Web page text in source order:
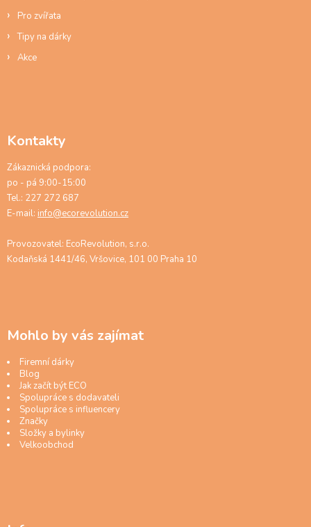
Pro zvířata
Tipy na dárky
Akce
Kontakty
Zákaznická podpora:
po - pá 9:00-15:00
Tel.: 227 272 687
E-mail: info@ecorevolution.cz
Provozovatel: EcoRevolution, s.r.o.
Kodaňská 1441/46, Vršovice, 101 00 Praha 10
Mohlo by vás zajímat
Firemní dárky
Blog
Jak začít být ECO
Spolupráce s dodavateli
Spolupráce s influencery
Značky
Složky a bylinky
Velkoobchod